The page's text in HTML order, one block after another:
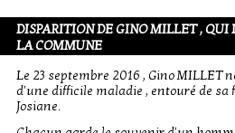
DISPARITION DE GINO MILLET , QUI
LA COMMUNE
Le 23 septembre 2016 , Gino MILLET
d'une difficile maladie , entouré de sa
Josiane.